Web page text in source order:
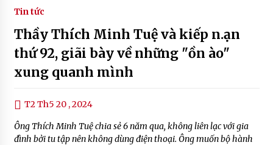
Tin tức
Thầy Thích Minh Tuệ và kiếp n.ạn
thứ 92, giãi bày về những "ồn ào"
xung quanh mình
T2 Th5 20 , 2024
Ông Thích Minh Tuệ chia sẻ 6 năm qua, không liên lạc với gia
đình bởi tu tập nên không dùng điện thoại. Ông muốn bộ hành